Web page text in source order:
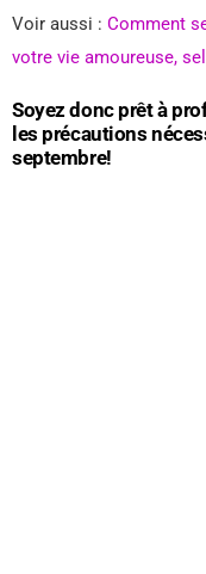
Voir aussi : Comment
votre vie amoureuse,
Soyez donc prêt à
les précautions
septembre!